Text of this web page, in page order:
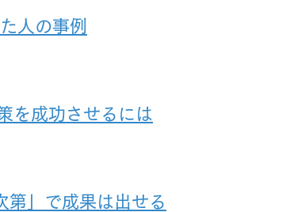
人の事例
を成功させるには
第」で成果は出せる